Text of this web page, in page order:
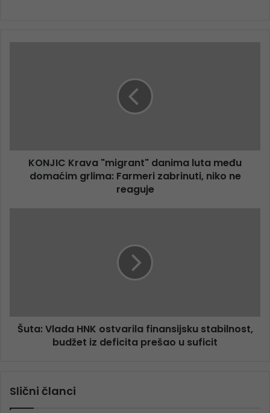
KONJIC Krava "migrant" danima luta među
domaćim grlima: Farmeri zabrinuti, niko ne
reaguje
Šuta: Vlada HNK ostvarila finansijsku stabilnost,
budžet iz deficita prešao u suficit
Slični članci